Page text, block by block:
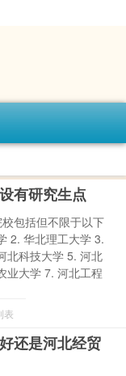
有研究生点
包括但不限于以下
2. 华北理工大学 3.
北科技大学 5. 河北
业大学 7. 河北工程
表
还是河北经贸